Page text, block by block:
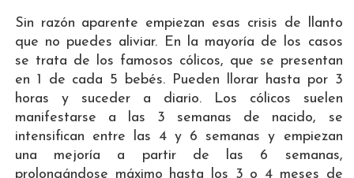
Sin razón aparente empiezan esas crisis de llanto
que no puedes aliviar. En la mayoría de los casos
se trata de los famosos cólicos, que se presentan
en 1 de cada 5 bebés. Pueden llorar hasta por 3
horas y suceder a diario. Los cólicos suelen
manifestarse a las 3 semanas de nacido, se
intensifican entre las 4 y 6 semanas y empiezan
una mejoría a partir de las 6 semanas,
prolongándose máximo hasta los 3 o 4 meses de